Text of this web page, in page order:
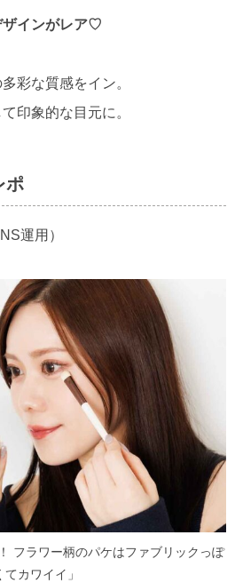
ザインがレア♡
彩な質感をイン。
印象的な目元に。
ポ
運用）
フラワー柄のパケはファブリックっぽ
てカワイイ」